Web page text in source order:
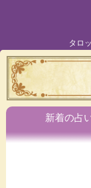
タロ
新着の占